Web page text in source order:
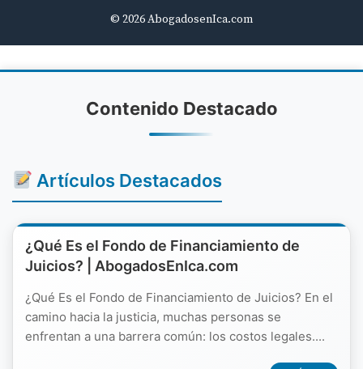
© 2026 AbogadosenIca.com
Contenido Destacado
Artículos Destacados
¿Qué Es el Fondo de Financiamiento de
Juicios? | AbogadosEnIca.com
¿Qué Es el Fondo de Financiamiento de Juicios? En el
camino hacia la justicia, muchas personas se
enfrentan a una barrera común: los costos legales....